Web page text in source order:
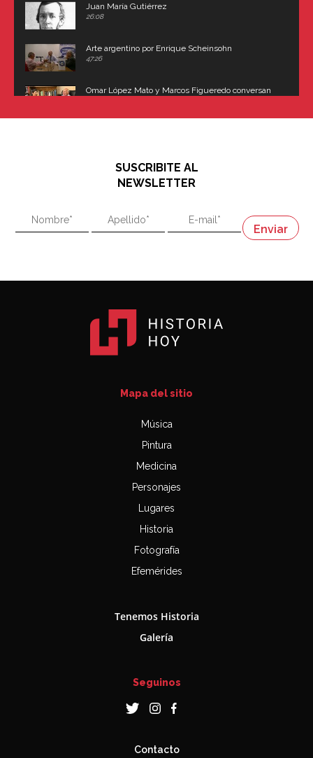
Juan María Gutiérrez
26:08
Arte argentino por Enrique Scheinsohn
47:26
Omar López Mato y Marcos Figueredo conversan
"En política, la estupidez no es una desventaja"
"En política, la estupidez no es una desventaja"
Napoleón
SUSCRIBITE AL
NEWSLETTER
Mapa del sitio
Música
Pintura
Medicina
Personajes
Lugares
Historia
Fotografía
Efemérides
Tenemos Historia
Galería
Seguinos
Contacto